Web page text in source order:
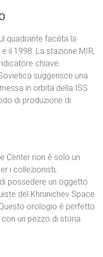
quadrante facilita la
il 1998. La stazione MIR,
chiave.
suggerisce una
in orbita della ISS
di produzione di
Center non è solo un
i collezionisti,
possedere un oggetto
del Khrunichev Space
orologio è perfetto
con un pezzo di storia